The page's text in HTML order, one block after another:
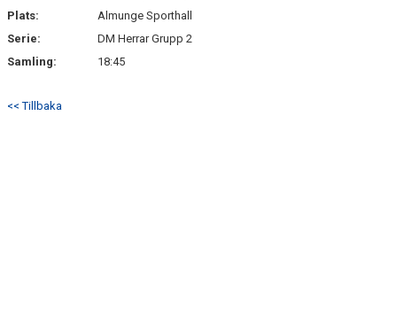
KONTAKT
Plats:
Almunge Sporthall
Serie:
DM Herrar Grupp 2
Samling:
18:45
<< Tillbaka